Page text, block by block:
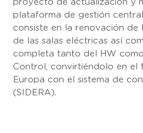
proyecto de actualización y
plataforma de gestión
consiste en la renovación de
de las salas eléctricas así
completa tanto del HW
Control, convirtiéndolo en el
Europa con el sistema de
(SIDERA).